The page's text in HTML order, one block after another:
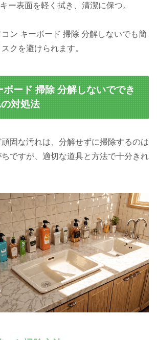
ー表面を軽く拭き、清潔に保つ。
ン キーボード 掃除 分解しないでも簡
クを避けられます。
ボード 掃除 分解しないででき
対処法
固な汚れは、分解せずに掃除するのは
ですが、適切な道具と方法で十分きれ